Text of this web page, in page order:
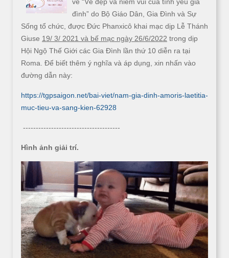
đình” do Bộ Giáo Dân, Gia Đình và Sự
Sống tổ chức, được Đức Phanxicô khai mạc dịp Lễ Thánh
Giuse 19/ 3/ 2021 và bế mạc ngày 26/6/2022 trong dịp
Hội Ngộ Thế Giới các Gia Đình lần thứ 10 diễn ra tại
Roma. Để biết thêm ý nghĩa và áp dụng, xin nhấn vào
đường dẫn này:
https://tgpsaigon.net/bai-viet/nam-gia-dinh-amoris-laetitia-
muc-tieu-va-sang-kien-62928
--------------------------------------
Hình ảnh giải trí.